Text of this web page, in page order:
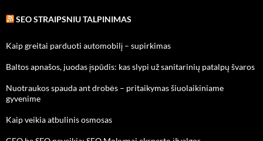
SEO STRAIPSNIU TALPINIMAS
Kaip greitai parduoti automobilį – supirkimas
Baltos apnašos, juodas įspūdis: kas slypi už sanitarinių patalpų švaros
Nuotraukos spauda ant drobės – pritaikymas šiuolaikiniame
gyvenime
Kaip veikia atbulinis osmosas